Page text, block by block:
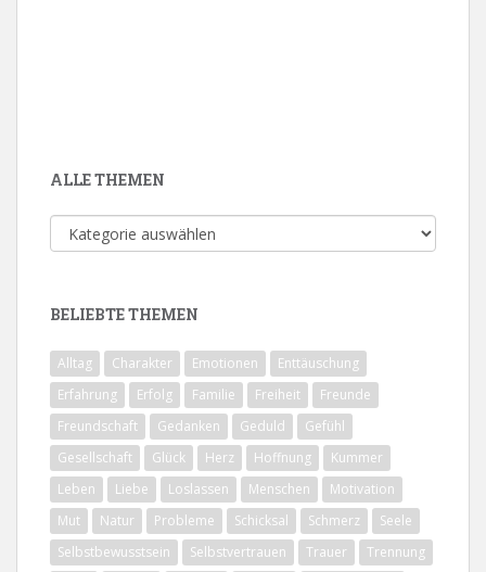
ALLE THEMEN
Alle
Themen
BELIEBTE THEMEN
Alltag Charakter Emotionen
Enttäuschung
Erfahrung
Erfolg Familie Freiheit
Freunde
Freundschaft
Gedanken Geduld
Gefühl
Gesellschaft
Glück Herz Hoffnung
Kummer
Leben
Liebe Loslassen Menschen
Motivation
Mut
Natur Probleme Schicksal Schmerz
Seele
Selbstbewusstsein
Selbstvertrauen Trauer
Trennung